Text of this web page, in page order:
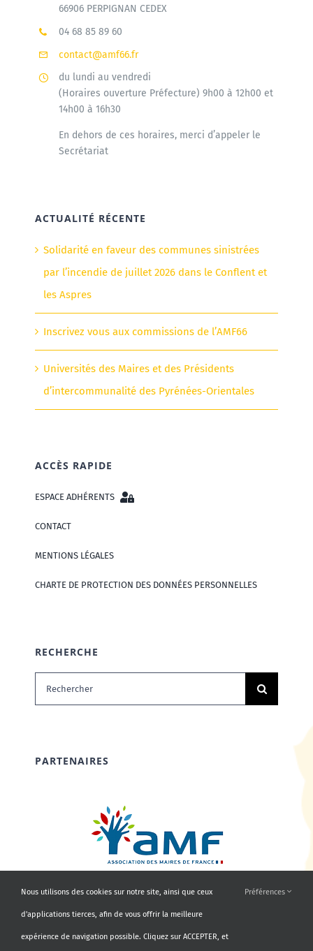
66906 PERPIGNAN CEDEX
04 68 85 89 60
contact@amf66.fr
du lundi au vendredi
(Horaires ouverture Préfecture) 9h00 à 12h00 et
14h00 à 16h30
En dehors de ces horaires, merci d’appeler le
Secrétariat
ACTUALITÉ RÉCENTE
Solidarité en faveur des communes sinistrées
par l’incendie de juillet 2026 dans le Conflent et
les Aspres
Inscrivez vous aux commissions de l’AMF66
Universités des Maires et des Présidents
d’intercommunalité des Pyrénées-Orientales
ACCÈS RAPIDE
ESPACE ADHÉRENTS
CONTACT
MENTIONS LÉGALES
CHARTE DE PROTECTION DES DONNÉES PERSONNELLES
RECHERCHE
Rechercher:
PARTENAIRES
Nous utilisons des cookies sur notre site, ainsi que ceux
d'applications tierces, afin de vous offrir la meilleure
expérience de navigation possible. Cliquez sur ACCEPTER, et
Préférences